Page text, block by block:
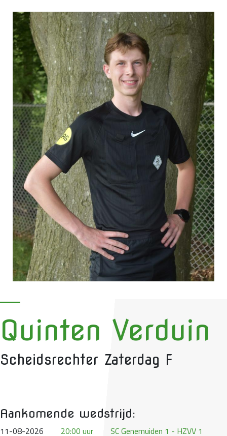
Quinten Verduin
Scheidsrechter Zaterdag F
Aankomende wedstrijd:
11-08-2026 20:00 uur SC Genemuiden 1 - HZVV 1